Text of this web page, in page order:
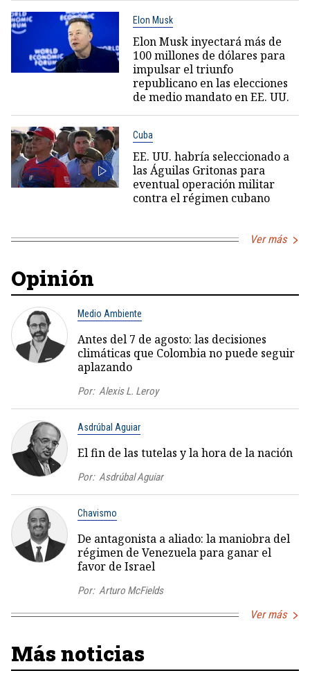
Elon Musk
Elon Musk inyectará más de
100 millones de dólares para
impulsar el triunfo
republicano en las elecciones
de medio mandato en EE. UU.
Cuba
EE. UU. habría seleccionado a
las Águilas Gritonas para
eventual operación militar
contra el régimen cubano
Ver más
Opinión
Medio Ambiente
Antes del 7 de agosto: las decisiones
climáticas que Colombia no puede seguir
aplazando
Por: Alexis L. Leroy
Asdrúbal Aguiar
El fin de las tutelas y la hora de la nación
Por: Asdrúbal Aguiar
Chavismo
De antagonista a aliado: la maniobra del
régimen de Venezuela para ganar el
favor de Israel
Por: Arturo McFields
Ver más
Más noticias